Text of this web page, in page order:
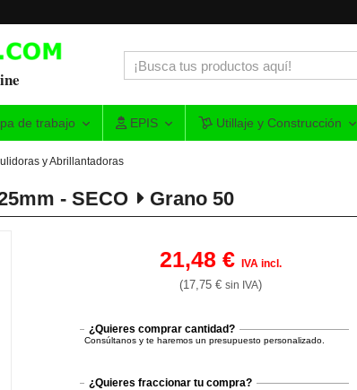
de trabajo EPIS Utillaje y Construcción
y Abrillantadoras
- SECO Grano 50
21,48 €IVA incl.
(17,75 €sin IVA)
¿Quieres comprar cantidad?
Consúltanos y te haremos un presupuesto personalizado.
¿Quieres fraccionar tu compra?